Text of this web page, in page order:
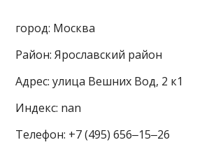
город: Москва
Район: Ярославский район
Адрес: улица Вешних Вод, 2 к1
Индекс: nan
Телефон: +7 (495) 656‒15‒26